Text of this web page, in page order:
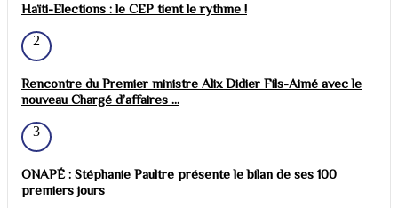
Haïti-Elections : le CEP tient le rythme !
2
Rencontre du Premier ministre Alix Didier Fils-Aimé avec le
nouveau Chargé d’affaires ...
3
ONAPÉ : Stéphanie Paultre présente le bilan de ses 100
premiers jours